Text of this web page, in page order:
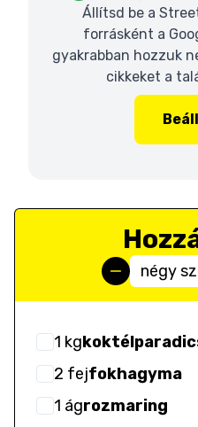
Állítsd be a
forrásként a
gyakrabban hozzuk
cikkeket a
négy
1 kg
2 fejfokhagyma
1 ágrozmaring